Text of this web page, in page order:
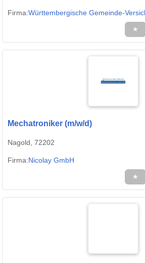
Firma:Württembergische Gemeinde-
★
Mechatroniker (m/w/d)
Nagold, 72202
Firma:Nicolay GmbH
★